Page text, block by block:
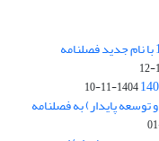
بارگذاری فایل کلی مقالات فصل پاییز سال 1404 با نام جدید فصلنامه
1404-11-10
پایدار) به فصلنامه